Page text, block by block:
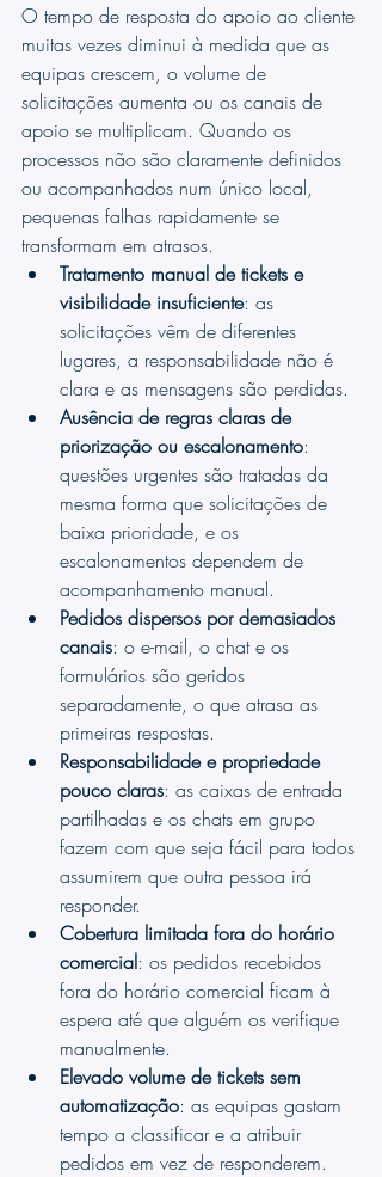
O tempo de resposta do apoio ao cliente
muitas vezes diminui à medida que as
equipas crescem, o volume de
solicitações aumenta ou os canais de
apoio se multiplicam. Quando os
processos não são claramente definidos
ou acompanhados num único local,
pequenas falhas rapidamente se
transformam em atrasos.
Tratamento manual de tickets e
visibilidade insuficiente: as
solicitações vêm de diferentes
lugares, a responsabilidade não é
clara e as mensagens são perdidas.
Ausência de regras claras de
priorização ou escalonamento:
questões urgentes são tratadas da
mesma forma que solicitações de
baixa prioridade, e os
escalonamentos dependem de
acompanhamento manual.
Pedidos dispersos por demasiados
canais: o e-mail, o chat e os
formulários são geridos
separadamente, o que atrasa as
primeiras respostas.
Responsabilidade e propriedade
pouco claras: as caixas de entrada
partilhadas e os chats em grupo
fazem com que seja fácil para todos
assumirem que outra pessoa irá
responder.
Cobertura limitada fora do horário
comercial: os pedidos recebidos
fora do horário comercial ficam à
espera até que alguém os verifique
manualmente.
Elevado volume de tickets sem
automatização: as equipas gastam
tempo a classificar e a atribuir
pedidos em vez de responderem.